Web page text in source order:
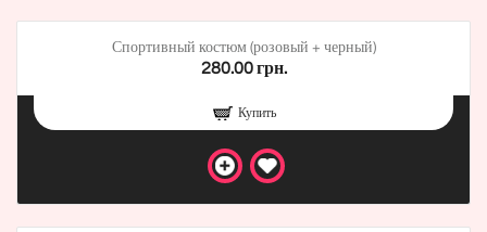
Спортивный костюм (розовый + черный)
280.00 грн.
Купить